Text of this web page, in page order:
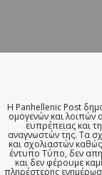
Η Panhellenic Post
ομογενών και λοιπών
ευπρέπειας και
αναγνωστών της. Τα
και σχολιαστών
έντυπο Τύπο, δεν
και δεν φέρουμε
πληρέστερης